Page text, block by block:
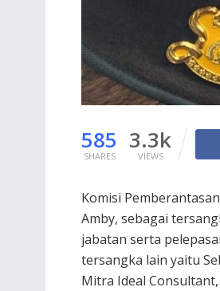
585
SHARES
3.3k
VIEWS
Komisi
Amby, sebagai
jabatan serta
tersangka lain yaitu
Mitra Ideal